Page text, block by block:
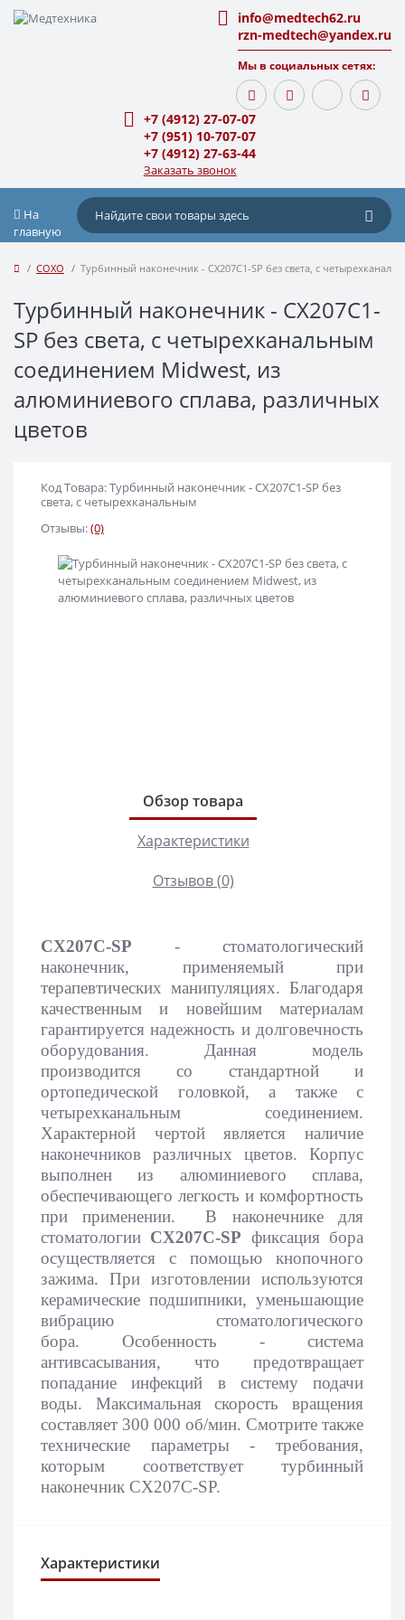
info@medtech62.ru
rzn-medtech@yandex.ru
Мы в социальных сетях:
+7 (4912) 27-07-07
+7 (951) 10-707-07
+7 (4912) 27-63-44
Заказать звонок
На
главную
COXO Турбинный наконечник - CX207C1-SP без света, с
Турбинный наконечник - CX207C1-
SP без света, с четырехканальным
соединением Midwest, из
алюминиевого сплава, различных
цветов
Код Товара: Турбинный наконечник - CX207C1-SP без
света, с четырехканальным
Отзывы:(0)
Обзор товара
Характеристики
Отзывов (0)
CX207C-SP - стоматологический
наконечник, применяемый при
терапевтических манипуляциях. Благодаря
качественным и новейшим материалам
гарантируется надежность и долговечность
оборудования. Данная модель
производится со стандартной и
ортопедической головкой, а также с
четырехканальным соединением.
Характерной чертой является наличие
наконечников различных цветов. Корпус
выполнен из алюминиевого сплава,
обеспечивающего легкость и комфортность
при применении. В наконечнике для
стоматологии CX207C-SP фиксация бора
осуществляется с помощью кнопочного
зажима. При изготовлении используются
керамические подшипники, уменьшающие
вибрацию стоматологического
бора. Особенность - система
антивсасывания, что предотвращает
попадание инфекций в систему подачи
воды. Максимальная скорость вращения
составляет 300 000 об/мин. Смотрите также
технические параметры - требования,
которым соответствует турбинный
наконечник CX207C-SP.
Характеристики